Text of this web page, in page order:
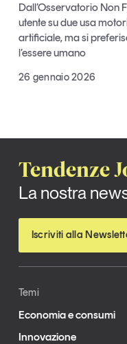
Un anno di
Tendenze è il
modo indipendente il
consumatori
Dall’Osservatorio Non
utente su due usa
artificiale, ma si
l’essere umano
26 gennaio 2026
Tendenze
La nostra
Iscriviti alla
Temi
Economia e consumi
Innovazione